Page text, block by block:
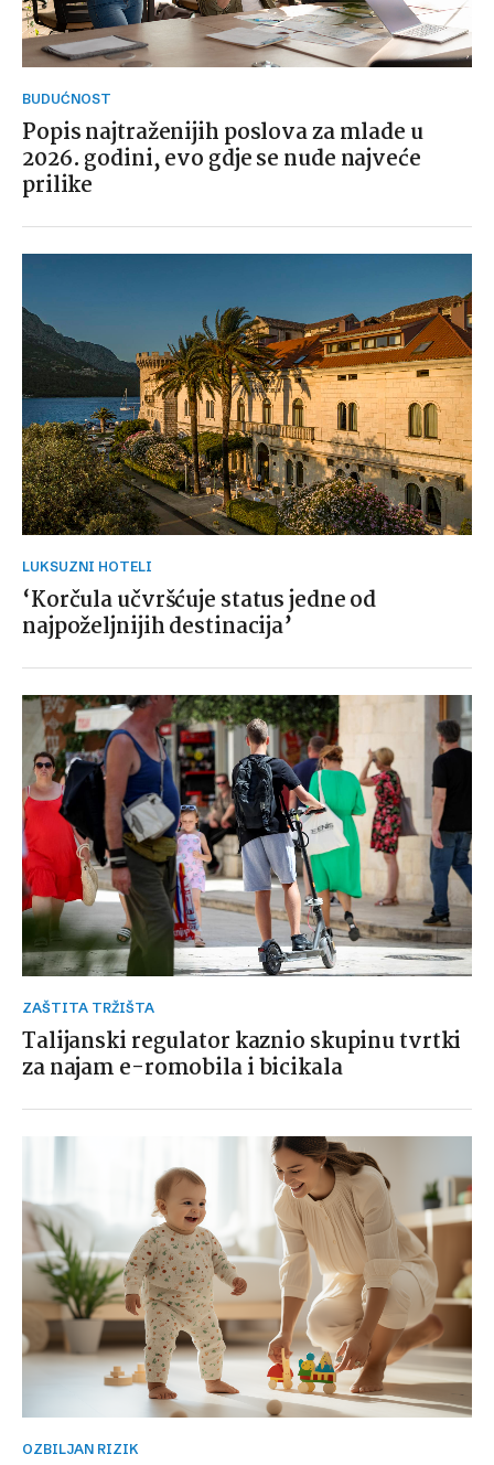
BUDUĆNOST
Popis najtraženijih poslova za mlade u
2026. godini, evo gdje se nude najveće
prilike
LUKSUZNI HOTELI
‘Korčula učvršćuje status jedne od
najpoželjnijih destinacija’
ZAŠTITA TRŽIŠTA
Talijanski regulator kaznio skupinu tvrtki
za najam e-romobila i bicikala
OZBILJAN RIZIK